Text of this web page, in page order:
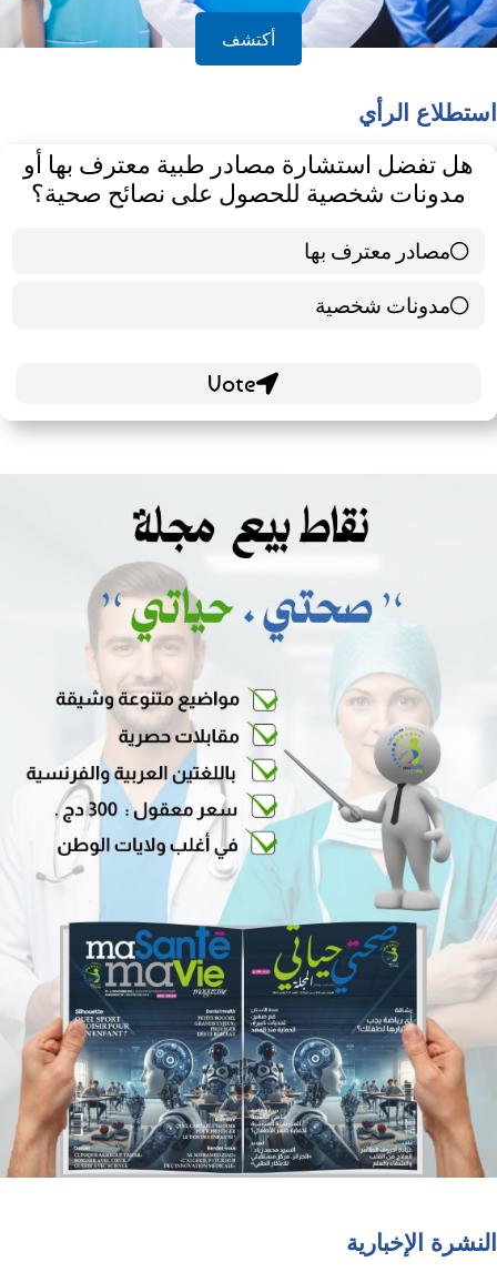
أكتشف
استطلاع الرأي
هل تفضل استشارة مصادر طبية معترف بها أو
مدونات شخصية للحصول على نصائح صحية؟
مصادر معترف بها
39 ( 65 % )
مدونات شخصية
21 ( 35 % )
النشرة الإخبارية